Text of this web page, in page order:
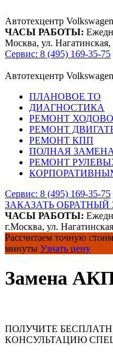
Автотехцентр Volkswagen
ЧАСЫ РАБОТЫ:
Москва, ул. Нагатинская,
Сервис: 8 (495) 169-35-75
Автотехцентр Volkswagen
ПЛАНОВОЕ ТО
ДИАГНОСТИКА
РЕМОНТ
РЕМОНТ
РЕМОНТ КПП
ПОЛНАЯ
РЕМОНТ
Сервис: 8 (495) 169-35-75
ЗАКАЗАТЬ ОБРАТНЫЙ
ЧАСЫ РАБОТЫ:
г.Москва, ул.
Рассчитаем точную
минуты Узнать цену
Замена
ПОЛУЧИТЕ
КОНСУЛЬТАЦИЮ